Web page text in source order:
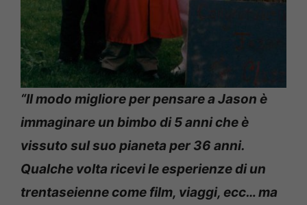
“Il modo migliore per pensare a Jason è
immaginare un bimbo di 5 anni che è
vissuto sul suo pianeta per 36 anni.
Qualche volta ricevi le esperienze di un
trentaseienne come film, viaggi, ecc… ma